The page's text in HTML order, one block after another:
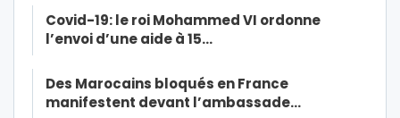
Covid-19: le roi Mohammed VI ordonne
l’envoi d’une aide à 15…
Des Marocains bloqués en France
manifestent devant l’ambassade…